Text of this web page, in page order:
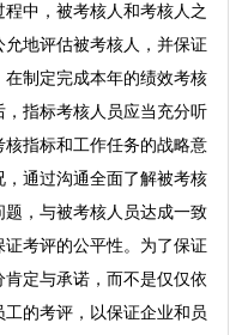
中，被考核人和考核人之
地评估被考核人，并保证
制定完成本年的绩效考核
指标考核人员应当充分听
指标和工作任务的战略意
，通过沟通全面了解被考核
，与被考核人员达成一致
考评的公平性。为了保证
定与承诺，而不是仅仅依
的考评，以保证企业和员